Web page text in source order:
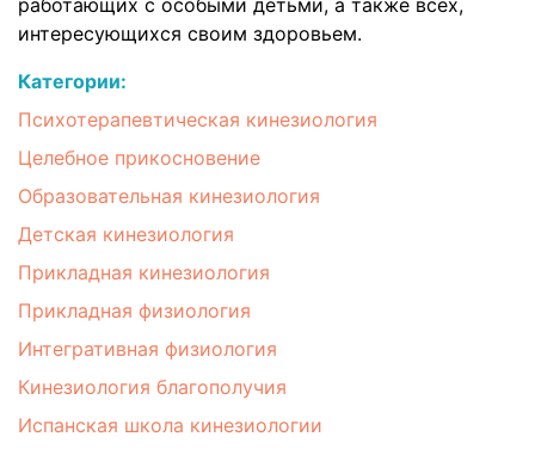
интересующихся своим здоровьем.
Категории:
Психотерапевтическая кинезиология
Целебное прикосновение
Образовательная кинезиология
Детская кинезиология
Прикладная кинезиология
Прикладная физиология
Интегративная физиология
Кинезиология благополучия
Испанская школа кинезиологии